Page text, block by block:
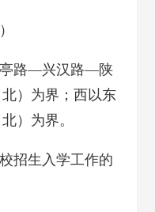
亭路—兴汉路—陕
）为界；西以东
）为界。
招生入学工作的